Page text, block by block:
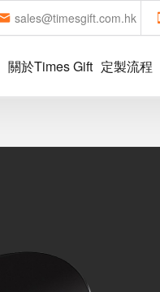
sales@timesgift.com.hk
關於Times Gift 定製流程